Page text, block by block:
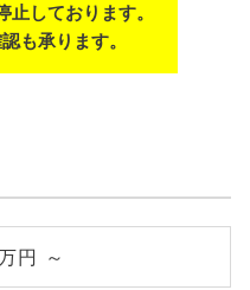
しております。
も承ります。
円 ～